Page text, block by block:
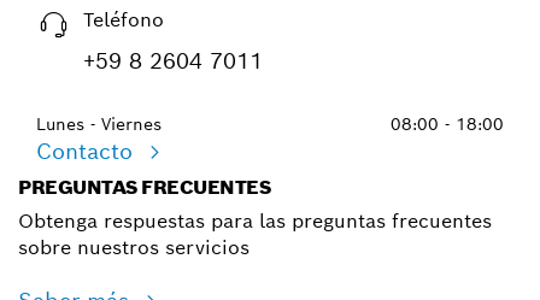
Teléfono
+59 8 2604 7011
Lunes - Viernes 08:00 - 18:00
Contacto
PREGUNTAS FRECUENTES
Obtenga respuestas para las preguntas frecuentes
sobre nuestros servicios